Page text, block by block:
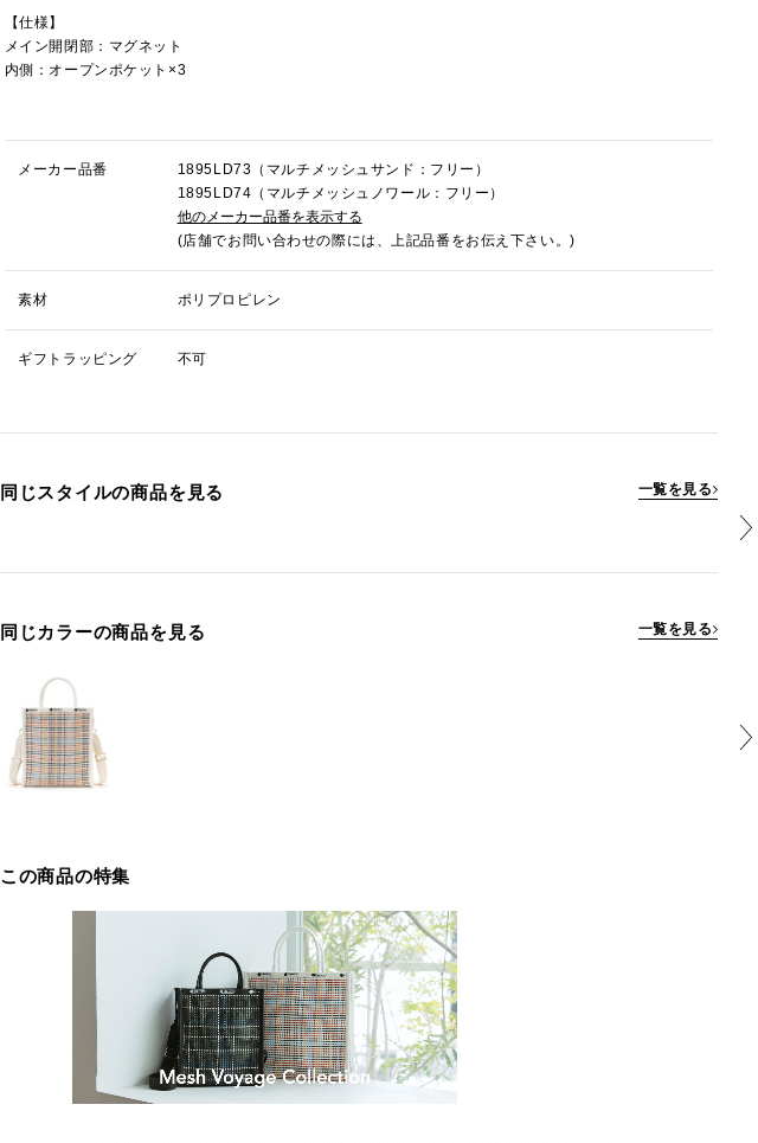
【仕様】
メイン開閉部：マグネット
内側：オープンポケット×3
メーカー品番
1895LD73（マルチメッシュサンド：フリー）
1895LD74（マルチメッシュノワール：フリー）
他のメーカー品番を表示する
(店舗でお問い合わせの際には、上記品番をお伝え下さい。)
素材 ポリプロピレン
ギフトラッピング 不可
同じスタイルの商品を見る 一覧を見る
同じカラーの商品を見る 一覧を見る
この商品の特集